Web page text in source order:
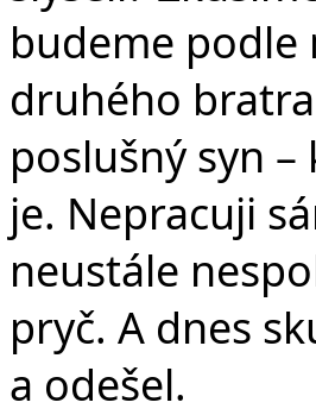
budeme podle
druhého
poslušný syn
je. Nepracuji
neustále
pryč. A dnes
a odešel.